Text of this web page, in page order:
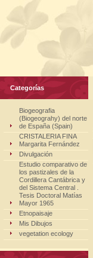
Categorías
Biogeografia
(Biogeograhy) del norte
de España (Spain)
CRISTALERIA FINA
Margarita Fernández
Divulgación
Estudio comparativo de
los pastizales de la
Cordillera Cantábrica y
del Sistema Central .
Tesis Doctoral Matías
Mayor 1965
Etnopaisaje
Mis Dibujos
vegetation ecology